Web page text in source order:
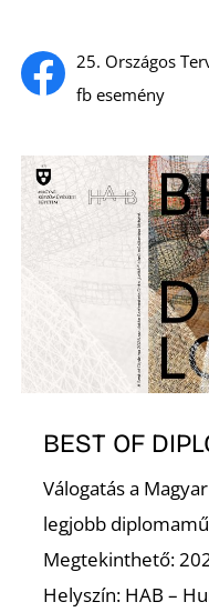
25. Országos
fb esemény
BEST OF
Válogatás a
legjobb
Megtekinthető:
Helyszín: HAB –